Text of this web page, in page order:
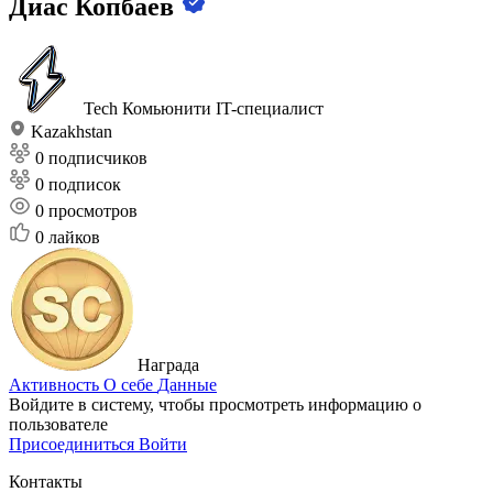
Диас Копбаев
Tech Комьюнити IT-специалист
Kazakhstan
0 подписчиков
0 подписок
0 просмотров
0 лайков
Награда
Активность О себе Данные
Войдите в систему, чтобы просмотреть информацию о
пользователе
Присоединиться Войти
Контакты